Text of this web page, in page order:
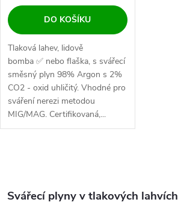
DO KOŠÍKU
Tlaková lahev, lidově
bomba ✅ nebo flaška, s svářecí
směsný plyn 98% Argon s 2%
CO2 - oxid uhličitý. Vhodné pro
sváření nerezi metodou
MIG/MAG. Certifikovaná,...
Svářecí plyny v tlakových lahvích